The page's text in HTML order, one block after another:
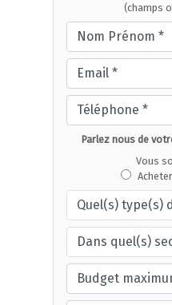
(champs
Parlez nous de
Vous
Acheter
Quel(s) type(s)
Dans quel(s)